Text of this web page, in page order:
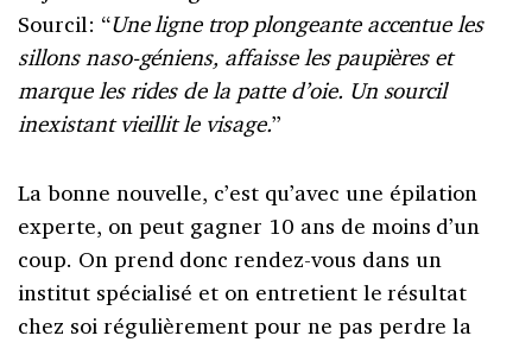
Sourcil: “Une ligne trop plongeante accentue les
sillons naso-géniens, affaisse les paupières et
marque les rides de la patte d’oie. Un sourcil
inexistant vieillit le visage.”
La bonne nouvelle, c’est qu’avec une épilation
experte, on peut gagner 10 ans de moins d’un
coup. On prend donc rendez-vous dans un
institut spécialisé et on entretient le résultat
chez soi régulièrement pour ne pas perdre la